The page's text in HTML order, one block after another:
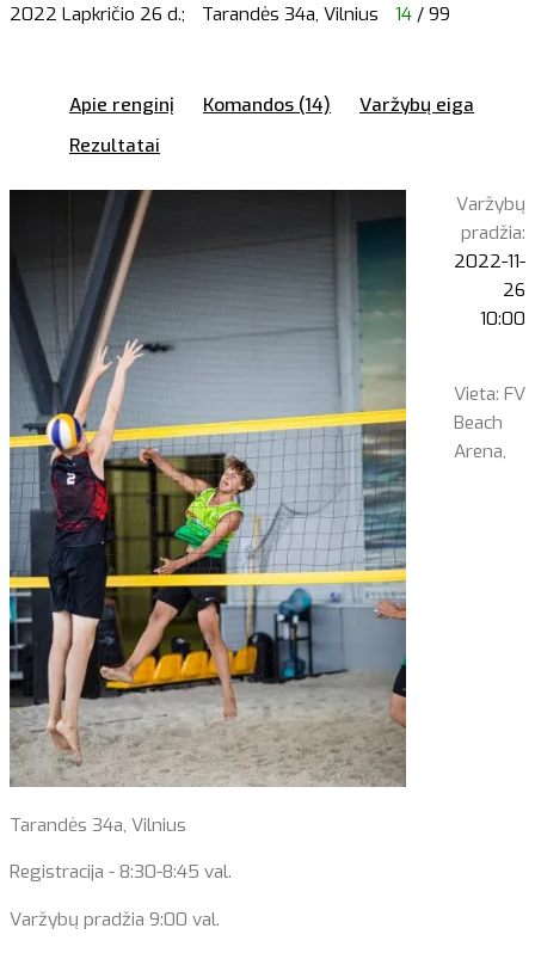
2022 Lapkričio 26 d.; Tarandės 34a, Vilnius 14 / 99
Apie renginį Komandos (14)
Varžybų eiga
Rezultatai
Varžybų
pradžia:
2022-11-
26
10:00
Vieta: FV
Beach
Arena,
Tarandės 34a, Vilnius
Registracija - 8:30-8:45 val.
Varžybų pradžia 9:00 val.